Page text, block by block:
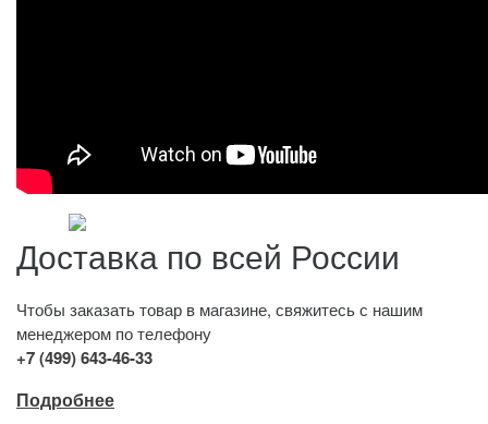
Доставка по всей России
Чтобы заказать товар в магазине, свяжитесь с нашим
менеджером по телефону
+7 (499) 643-46-33
Подробнее